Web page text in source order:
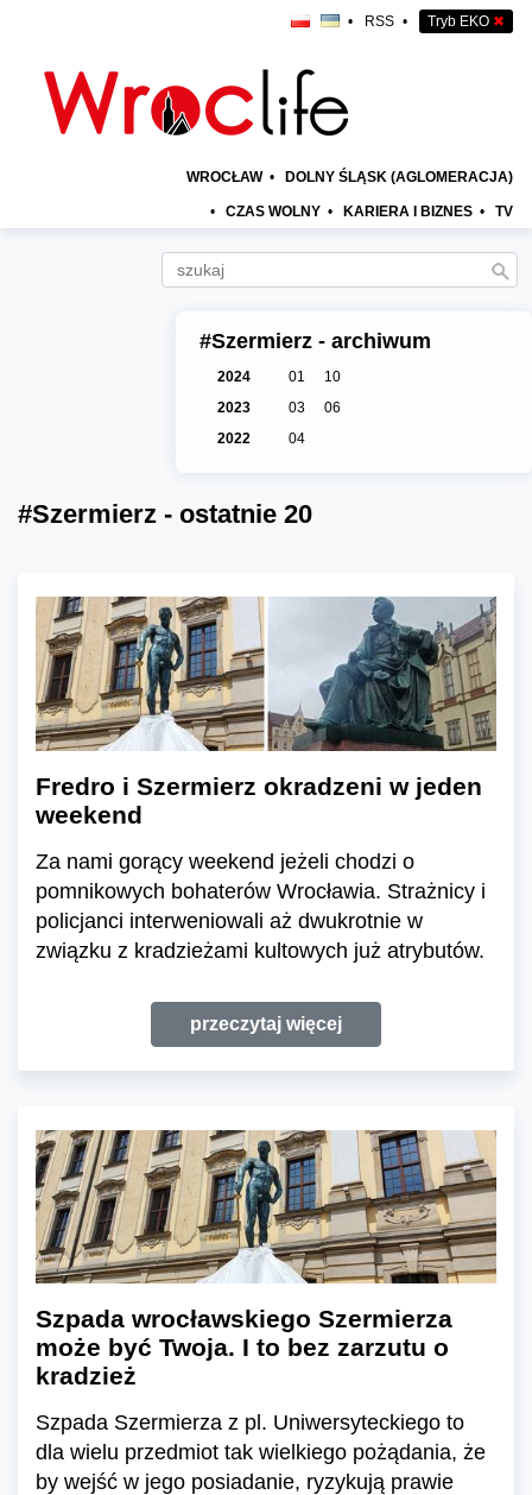
• RSS • Tryb EKO ✖
WROCŁAW • DOLNY ŚLĄSK (AGLOMERACJA)
• CZAS WOLNY • KARIERA I BIZNES • TV
#Szermierz - archiwum
2024 01
10
2023
03
06
2022
04
#Szermierz - ostatnie 20
Fredro i Szermierz okradzeni w jeden
weekend
Za nami gorący weekend jeżeli chodzi o
pomnikowych bohaterów Wrocławia. Strażnicy i
policjanci interweniowali aż dwukrotnie w
związku z kradzieżami kultowych już atrybutów.
przeczytaj więcej
Szpada wrocławskiego Szermierza
może być Twoja. I to bez zarzutu o
kradzież
Szpada Szermierza z pl. Uniwersyteckiego to
dla wielu przedmiot tak wielkiego pożądania, że
by wejść w jego posiadanie, ryzykują prawie